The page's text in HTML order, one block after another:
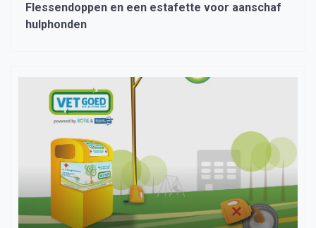
Flessendoppen en een estafette voor aanschaf
hulphonden